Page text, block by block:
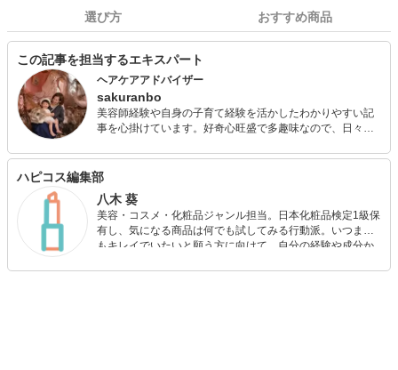
選び方 おすすめ商品
この記事を担当するエキスパート
ヘアケアアドバイザー
sakuranbo
美容師経験や自身の子育て経験を活かしたわかりやすい記
事を心掛けています。好奇心旺盛で多趣味なので、日々学
ジが好きなので美容師時代は趣味のカメラでモデルを使っ
た撮影や、コンテストでの入賞経験あり。海外生活を経て
ます。 忙しくても手抜きでもおしゃれを楽しみたい、そん
な女性を応援します！ ◆美容師免許◆ヘアケアマイスター
ハピコス編集部
八木 葵
美容・コスメ・化粧品ジャンル担当。日本化粧品検定1級保
有し、気になる商品は何でも試してみる行動派。いつまで
もキレイでいたいと願う方に向けて、自分の経験や成分か